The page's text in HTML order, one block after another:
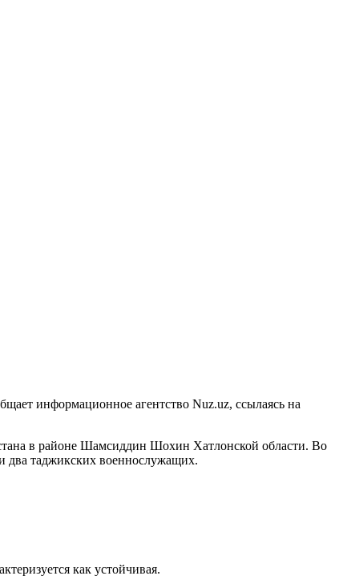
информационное агентство Nuz.uz, ссылаясь на
в районе Шамсиддин Шохин Хатлонской области. Во
два таджикских военнослужащих.
как устойчивая.